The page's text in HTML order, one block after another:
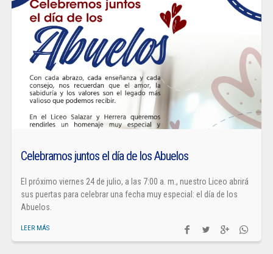
Celebramos juntos el día de los Abuelos
El próximo viernes 24 de julio, a las 7:00 a. m., nuestro Liceo abrirá
sus puertas para celebrar una fecha muy especial: el día de los
Abuelos.
LEER MÁS